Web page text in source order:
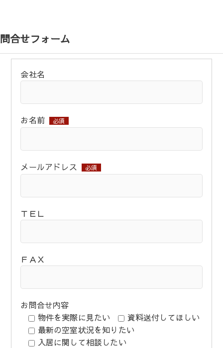
問合せフォーム
会社名
お名前 必須
メールアドレス 必須
ＴＥＬ
ＦＡＸ
お問合せ内容
物件を実際に見たい
資料送付してほしい
最新の空室状況を知りたい
入居に関して相談したい